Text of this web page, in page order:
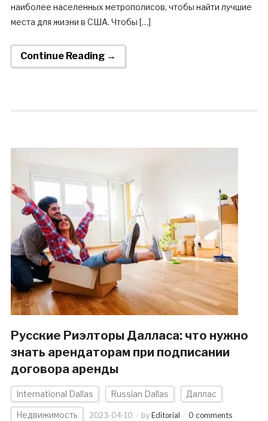
наиболее населенных метрополисов, чтобы найти лучшие
места для жизни в США. Чтобы […]
Continue Reading →
Русские Риэлторы Далласа: что нужно
знать арендаторам при подписании
договора аренды
International Dallas Russian Dallas Даллас
Недвижимость 2023-04-10 by Editorial 0 comments